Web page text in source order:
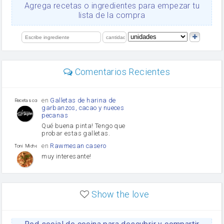
Ajos
salsa de soja
limón
Agrega recetas o ingredientes para empezar tu
lista de la compra
Comentarios Recientes
Recetas con sazon
en Galletas de harina de
garbanzos, cacao y nueces
pecanas
Qué buena pinta! Tengo que
probar estas galletas.
Toni Michel Caubet
en Rawmesan casero
muy interesante!
enLasaña casera fácil y
Show the love